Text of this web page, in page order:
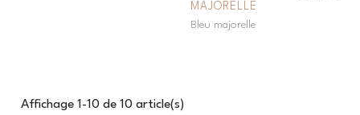
MAJORELLE
Bleu majorelle
Affichage 1-10 de 10 article(s)